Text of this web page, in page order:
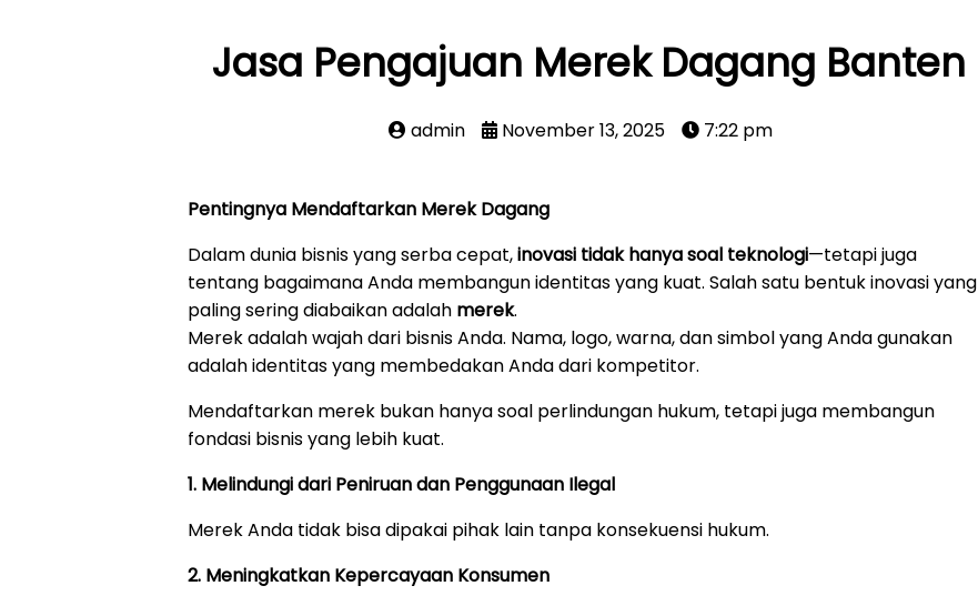
Jasa Pengajuan Merek Dagang Banten
admin November 13, 2025 7:22 pm
Pentingnya Mendaftarkan Merek Dagang
Dalam dunia bisnis yang serba cepat,inovasi tidak hanya soal teknologi—tetapi juga
tentang bagaimana Anda membangun identitas yang kuat. Salah satu bentuk inovasi yang
paling sering diabaikan adalah merek.
Merek adalah wajah dari bisnis Anda. Nama, logo, warna, dan simbol yang Anda gunakan
adalah identitas yang membedakan Anda dari kompetitor.
Mendaftarkan merek bukan hanya soal perlindungan hukum, tetapi juga membangun
fondasi bisnis yang lebih kuat.
1. Melindungi dari Peniruan dan Penggunaan Ilegal
Merek Anda tidak bisa dipakai pihak lain tanpa konsekuensi hukum.
2. Meningkatkan Kepercayaan Konsumen